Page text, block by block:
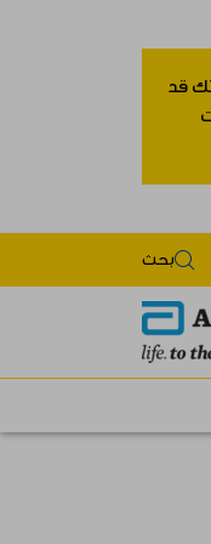
قد
بحث